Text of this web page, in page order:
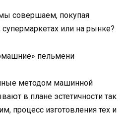
совершаем, покупая
или на рынке?
пельмени
методом машинной
в плане эстетичности так
процесс изготовления тех и